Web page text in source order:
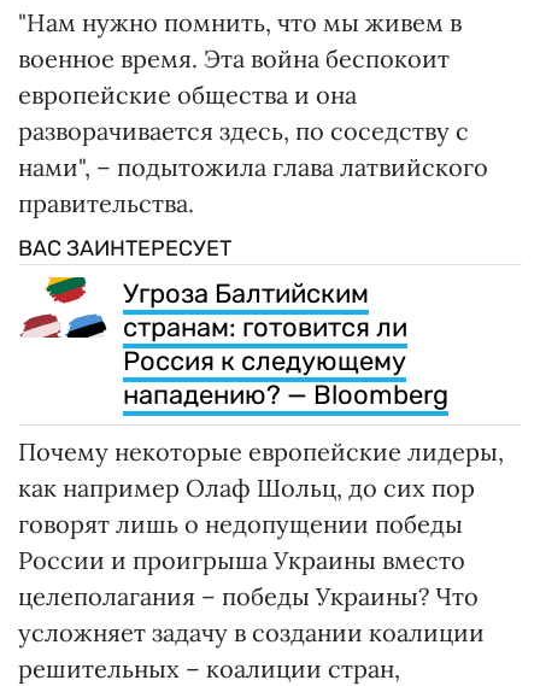
"Нам нужно помнить, что мы живем в
военное время. Эта война беспокоит
европейские общества и она
разворачивается здесь, по соседству с
нами", – подытожила глава латвийского
правительства.
ВАС ЗАИНТЕРЕСУЕТ
Угроза Балтийским
странам: готовится ли
Россия к следующему
нападению? — Bloomberg
Почему некоторые европейские лидеры,
как например Олаф Шольц, до сих пор
говорят лишь о недопущении победы
России и проигрыша Украины вместо
целеполагания – победы Украины? Что
усложняет задачу в создании коалиции
решительных – коалиции стран,